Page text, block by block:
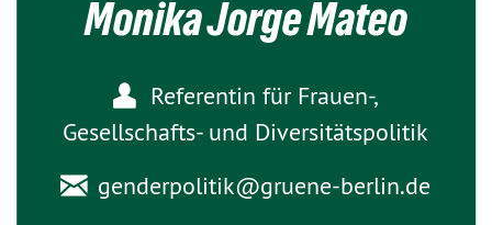
Monika Jorge Mateo
Referentin für Frauen-,
Gesellschafts- und Diversitätspolitik
genderpolitik@gruene-berlin.de